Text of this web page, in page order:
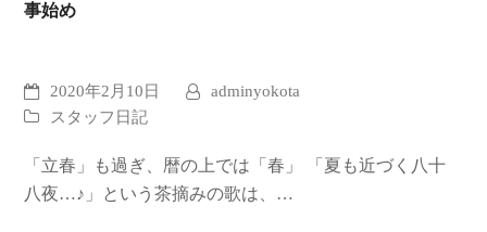
事始め
2020年2月10日
adminyokota
スタッフ日記
「立春」も過ぎ、暦の上では「春」 「夏も近づく八十
八夜…♪」という茶摘みの歌は、…